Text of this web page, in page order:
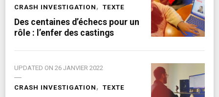
CRASH INVESTIGATION TEXTE
Des centaines d’échecs pour un
rôle : l’enfer des castings
UPDATED ON 26 JANVIER 2022
CRASH INVESTIGATION TEXTE